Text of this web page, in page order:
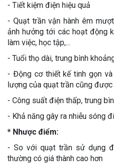
- Tiết kiệm điện hiệu quả
- Quạt trần vận hành êm
ảnh hưởng tới các hoạt động
làm việc, học tập,...
- Tuổi thọ dài, trung bình
- Động cơ thiết kế tinh gọn
lượng của quạt trần cũng
- Công suất điện thấp, trung
- Khả năng gây ra nhiễu sóng
* Nhược điểm:
- So với quạt trần sử dụng
thường có giá thành cao hơn